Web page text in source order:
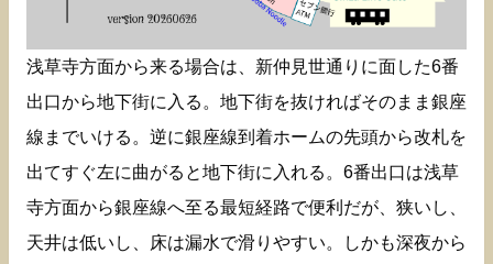
浅草寺方面から来る場合は、新仲見世通りに面した6番
出口から地下街に入る。地下街を抜ければそのまま銀座
線までいける。逆に銀座線到着ホームの先頭から改札を
出てすぐ左に曲がると地下街に入れる。6番出口は浅草
寺方面から銀座線へ至る最短経路で便利だが、狭いし、
天井は低いし、床は漏水で滑りやすい。しかも深夜から